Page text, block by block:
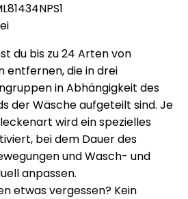
: ‎ WML81434NPS1
du bis zu 24 Arten von
entfernen, die in drei
in Abhängigkeit des
der Wäsche aufgeteilt sind. Je
wird ein spezielles
bei dem Dauer des
und Wasch- und
anpassen.
etwas vergessen? Kein